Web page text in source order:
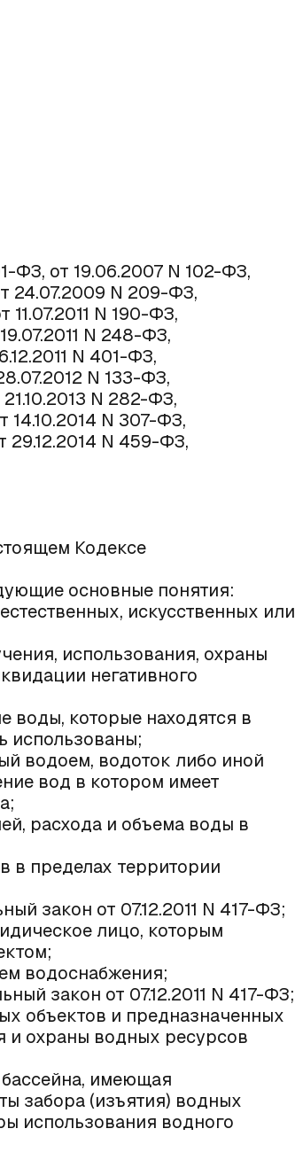
ФЗ, от 19.06.2007 N 102-ФЗ,
24.07.2009 N 209-ФЗ,
N 190-ФЗ,
N 248-ФЗ,
N 401-ФЗ,
N 133-ФЗ,
N 282-ФЗ,
14.10.2014 N 307-ФЗ,
29.12.2014 N 459-ФЗ,
Кодексе
основные понятия:
искусственных или
использования, охраны
негативного
воды, которые находятся в
использованы;
водоем, водоток либо иной
вод в котором имеет
расхода и объема воды в
в пределах территории
закон от 07.12.2011 N 417-ФЗ;
лицо, которым
водоснабжения;
закон от 07.12.2011 N 417-ФЗ;
объектов и предназначенных
и охраны водных ресурсов
бассейна, имеющая
забора (изъятия) водных
использования водного